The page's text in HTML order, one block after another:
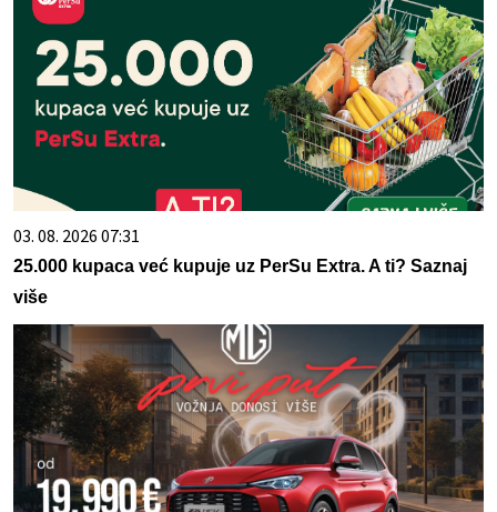
03. 08. 2026 07:31
25.000 kupaca već kupuje uz PerSu Extra. A ti? Saznaj
više